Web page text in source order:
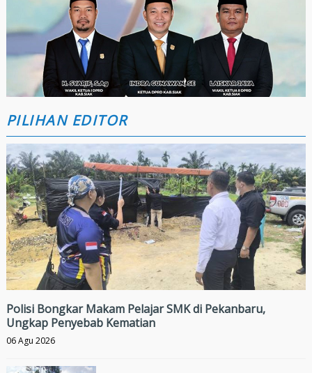
PILIHAN EDITOR
Polisi Bongkar Makam Pelajar SMK di Pekanbaru,
Ungkap Penyebab Kematian
06 Agu 2026